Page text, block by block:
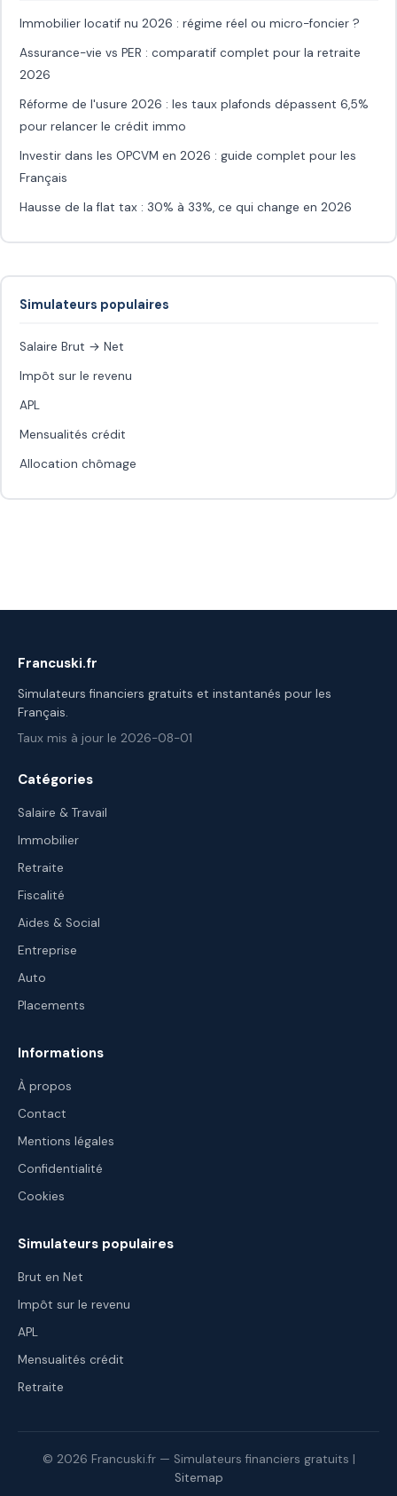
Immobilier locatif nu 2026 : régime réel ou micro-foncier ?
Assurance-vie vs PER : comparatif complet pour la retraite
2026
Réforme de l'usure 2026 : les taux plafonds dépassent 6,5%
pour relancer le crédit immo
Investir dans les OPCVM en 2026 : guide complet pour les
Français
Hausse de la flat tax : 30% à 33%, ce qui change en 2026
Simulateurs populaires
Salaire Brut → Net
Impôt sur le revenu
APL
Mensualités crédit
Allocation chômage
Francuski.fr
Simulateurs financiers gratuits et instantanés pour les
Français.
Taux mis à jour le 2026-08-01
Catégories
Salaire & Travail
Immobilier
Retraite
Fiscalité
Aides & Social
Entreprise
Auto
Placements
Informations
À propos
Contact
Mentions légales
Confidentialité
Cookies
Simulateurs populaires
Brut en Net
Impôt sur le revenu
APL
Mensualités crédit
Retraite
© 2026 Francuski.fr — Simulateurs financiers gratuits |
Sitemap